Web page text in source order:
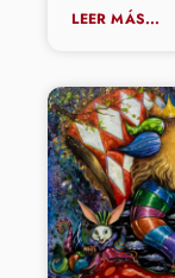
LEER MÁS...